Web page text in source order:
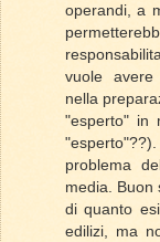
operandi, a
vuole avere
nella
"esperto" in
problema
media. Buon
di quanto
edilizi, ma